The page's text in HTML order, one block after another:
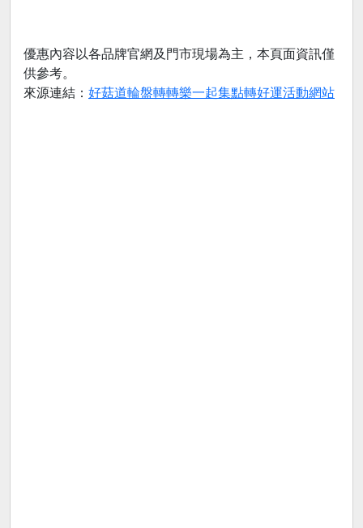
優惠內容以各品牌官網及門市現場為主，本頁面資訊僅
供參考。
來源連結： 好菇道輪盤轉轉樂一起集點轉好運活動網站